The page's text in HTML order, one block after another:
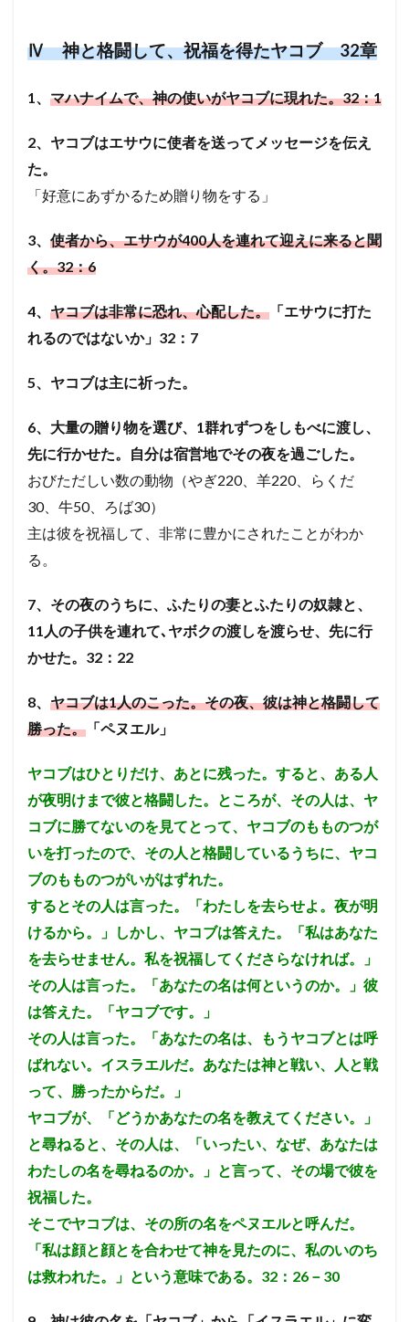
Ⅳ 神と格闘して、祝福を得たヤコブ 32章
1、 マハナイムで、神の使いがヤコブに現れた。32：1
2、 ヤコブはエサウに使者を送ってメッセージを伝え
た。
「好意にあずかるため贈り物をする」
3、 使者から、エサウが400人を連れて迎えに来ると聞
く。32：6
4、 ヤコブは非常に恐れ、心配した。 「エサウに打た
れるのではないか」32：7
5、 ヤコブは主に祈った。
6、大量の贈り物を選び、1群れずつをしもべに渡し、
先に行かせた。自分は宿営地でその夜を過ごした。
おびただしい数の動物（やぎ220、羊220、らくだ
30、牛50、ろば30）
主は彼を祝福して、非常に豊かにされたことがわか
る。
7、 その夜のうちに、ふたりの妻とふたりの奴隷と、
11人の子供を連れて､ヤボクの渡しを渡らせ、先に行
かせた。32：22
8、 ヤコブは1人のこった。その夜、彼は神と格闘して
勝った。 「ペヌエル」
ヤコブはひとりだけ、あとに残った。すると、ある人
が夜明けまで彼と格闘した。ところが、その人は、ヤ
コブに勝てないのを見てとって、ヤコブのもものつが
いを打ったので、その人と格闘しているうちに、ヤコ
ブのもものつがいがはずれた。
するとその人は言った。「わたしを去らせよ。夜が明
けるから。」しかし、ヤコブは答えた。「私はあなた
を去らせません。私を祝福してくださらなければ。」
その人は言った。「あなたの名は何というのか。」彼
は答えた。「ヤコブです。」
その人は言った。「あなたの名は、もうヤコブとは呼
ばれない。イスラエルだ。あなたは神と戦い、人と戦
って、勝ったからだ。」
ヤコブが、「どうかあなたの名を教えてください。」
と尋ねると、その人は、「いったい、なぜ、あなたは
わたしの名を尋ねるのか。」と言って、その場で彼を
祝福した。
そこでヤコブは、その所の名をペヌエルと呼んだ。
「私は顔と顔とを合わせて神を見たのに、私のいのち
は救われた。」という意味である。32：26－30